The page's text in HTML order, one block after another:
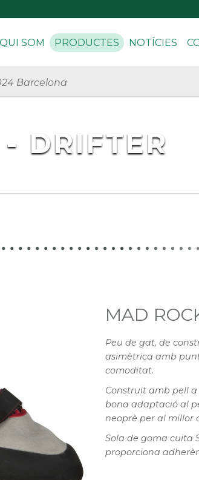
QUI SOM PRODUCTES NOTÍCIES
Barcelona
DRIFTER
MAD
Peu de gat, de
asimètrica amb
comoditat.
Construït amb pell
bona adaptació al
neoprè per al millor
Sola de goma cuita
proporciona